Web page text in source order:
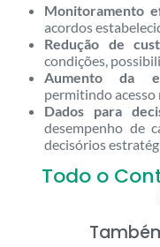
Monitoramento
acordos
Redução de
condições,
Aumento da
permitindo acesso
Dados para
desempenho de
decisórios
Todo o